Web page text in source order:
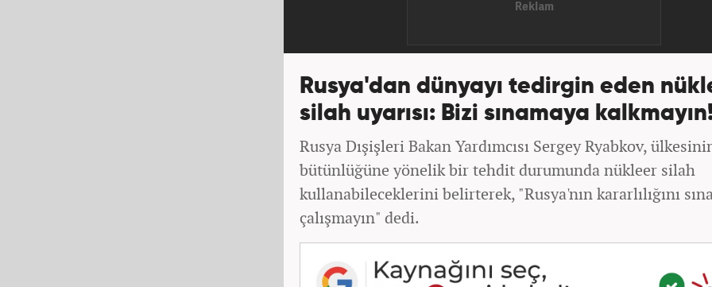
Rusya'dan dünyayı tedirgin eden
silah uyarısı: Bizi sınamaya
Rusya Dışişleri Bakan Yardımcısı Sergey Ryabkov,
bütünlüğüne yönelik bir tehdit durumunda nükleer silah
kullanabileceklerini belirterek, "Rusya'nın kararlılığını
çalışmayın" dedi.